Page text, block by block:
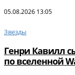
05.08.2026 13:05
Звезды
Генри Кавилл
по вселенной